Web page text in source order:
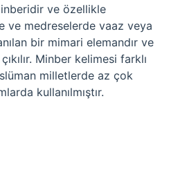
ve özellikle
ve medreselerde vaaz veya
bir mimari elemandır ve
Minber kelimesi farklı
milletlerde az çok
kullanılmıştır.